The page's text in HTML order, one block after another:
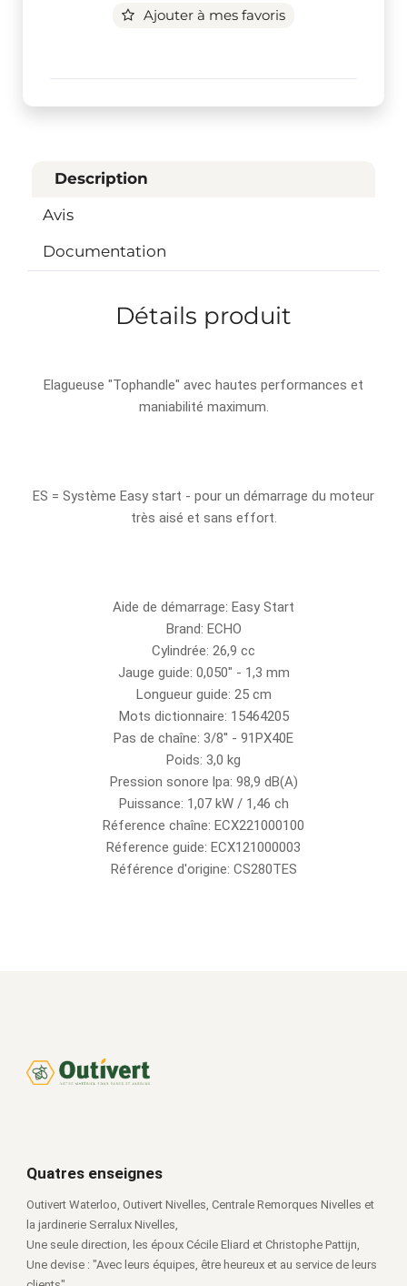
Ajouter à mes favoris
Description
Avis
Documentation
Détails produit
Elagueuse "Tophandle" avec hautes performances et
maniabilité maximum.
ES = Système Easy start - pour un démarrage du moteur
très aisé et sans effort.
Aide de démarrage: Easy Start
Brand: ECHO
Cylindrée: 26,9 cc
Jauge guide: 0,050" - 1,3 mm
Longueur guide: 25 cm
Mots dictionnaire: 15464205
Pas de chaîne: 3/8'' - 91PX40E
Poids: 3,0 kg
Pression sonore lpa: 98,9 dB(A)
Puissance: 1,07 kW / 1,46 ch
Réference chaîne: ECX221000100
Réference guide: ECX121000003
Référence d'origine: CS280TES
Quatres enseignes
Outivert Waterloo, Outivert Nivelles, Centrale Remorques Nivelles et
la jardinerie Serralux Nivelles,
Une seule direction, les époux Cécile Eliard et Christophe Pattijn,
Une devise : "Avec leurs équipes, être heureux et au service de leurs